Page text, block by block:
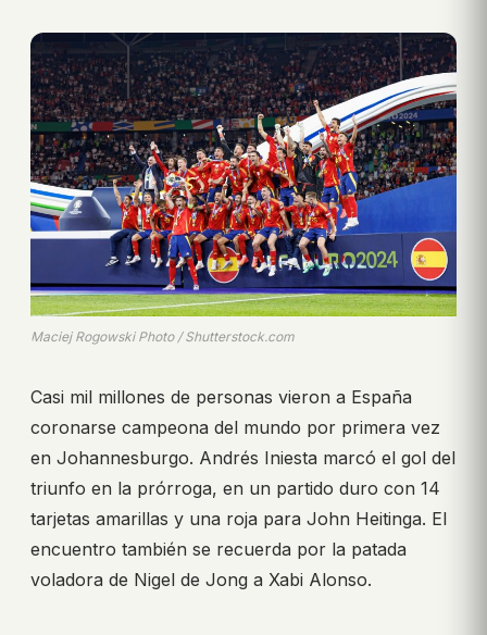
Maciej Rogowski Photo / Shutterstock.com
Casi mil millones de personas vieron a España
coronarse campeona del mundo por primera vez
en Johannesburgo. Andrés Iniesta marcó el gol del
triunfo en la prórroga, en un partido duro con 14
tarjetas amarillas y una roja para John Heitinga. El
encuentro también se recuerda por la patada
voladora de Nigel de Jong a Xabi Alonso.